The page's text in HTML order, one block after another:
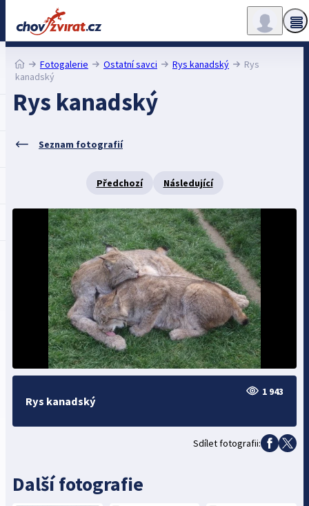
Fotogalerie Ostatní savci Rys kanadský
Rys
kanadský
Rys kanadský
Seznam fotografií
Předchozí Následující
Rys kanadský
1 943
Sdílet fotografii:
Další fotografie